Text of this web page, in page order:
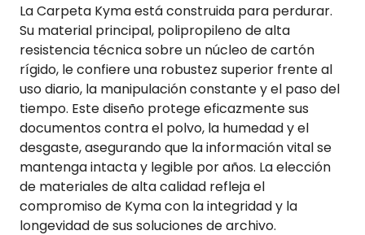
La Carpeta Kyma está construida para perdurar.
Su material principal, polipropileno de alta
resistencia técnica sobre un núcleo de cartón
rígido, le confiere una robustez superior frente al
uso diario, la manipulación constante y el paso del
tiempo. Este diseño protege eficazmente sus
documentos contra el polvo, la humedad y el
desgaste, asegurando que la información vital se
mantenga intacta y legible por años. La elección
de materiales de alta calidad refleja el
compromiso de Kyma con la integridad y la
longevidad de sus soluciones de archivo.